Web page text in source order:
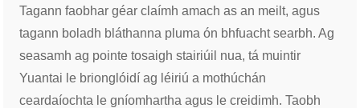
Tagann faobhar géar claímh amach as an meilt, agus
tagann boladh bláthanna pluma ón bhfuacht searbh. Ag
seasamh ag pointe tosaigh stairiúil nua, tá muintir
Yuantai le brionglóidí ag léiriú a mothúchán
ceardaíochta le gníomhartha agus le creidimh. Taobh